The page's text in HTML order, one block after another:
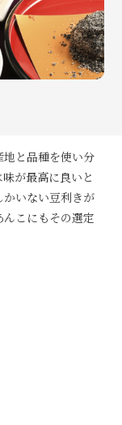
地と品種を使い分
が最高に良いと
いない豆利きが
こにもその選定